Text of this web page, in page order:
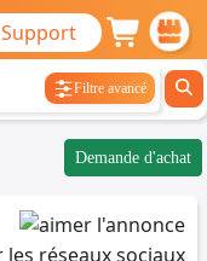
Support
Filtre avancé
Demande d'achat